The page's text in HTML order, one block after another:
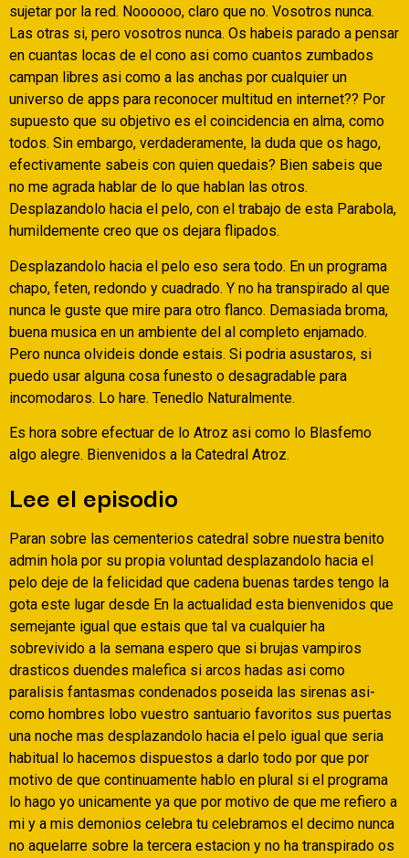
sujetar por la red. Noooooo, claro que no. Vosotros nunca.
Las otras si, pero vosotros nunca. Os habeis parado a pensar
en cuantas locas de el cono asi­ como cuantos zumbados
campan libres asi­ como a las anchas por cualquier un
universo de apps para reconocer multitud en internet?? Por
supuesto que su objetivo es el coincidencia en alma, como
todos. Sin embargo, verdaderamente, la duda que os hago,
efectivamente sabeis con quien quedais? Bien sabeis que
no me agrada hablar de lo que hablan las otros.
Desplazandolo hacia el pelo, con el trabajo de esta Parabola,
humildemente creo que os dejara flipados.
Desplazandolo hacia el pelo eso sera todo. En un programa
chapo, feten, redondo y cuadrado. Y no ha transpirado al que
nunca le guste que mire para otro flanco. Demasiada broma,
buena musica en un ambiente del al completo enjamado.
Pero nunca olvideis donde estais. Si podria asustaros, si
puedo usar alguna cosa funesto o desagradable para
incomodaros. Lo hare. Tenedlo Naturalmente.
Es hora sobre efectuar de lo Atroz asi­ como lo Blasfemo
algo alegre. Bienvenidos a la Catedral Atroz.
Lee el episodio
Paran sobre las cementerios catedral sobre nuestra benito
admin hola por su propia voluntad desplazandolo hacia el
pelo deje de la felicidad que cadena buenas tardes tengo la
gota este lugar desde En la actualidad esta bienvenidos que
semejante igual que estais que tal va cualquier ha
sobrevivido a la semana espero que si brujas vampiros
drasticos duendes malefica si arcos hadas asi­ como
paralisis fantasmas condenados poseida las sirenas asi­
como hombres lobo vuestro santuario favoritos sus puertas
una noche mas desplazandolo hacia el pelo igual que seri­a
habitual lo hacemos dispuestos a darlo todo por que por
motivo de que continuamente hablo en plural si el programa
lo hago yo unicamente ya que por motivo de que me refiero a
mi y a mis demonios celebra tu celebramos el decimo nunca
no aquelarre sobre la tercera estacion y no ha transpirado os